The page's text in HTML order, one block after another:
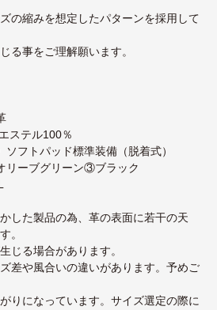
の縮みを想定したパターンを採用して
る事をご理解願います。
ステル100％
フトパッド標準装備（脱着式）
ーブグリーン③ブラック
した製品の為、革の表面に若干の天
。
じる場合があります。
差や風合いの違いがあります。予めご
りになっています。サイズ選定の際に